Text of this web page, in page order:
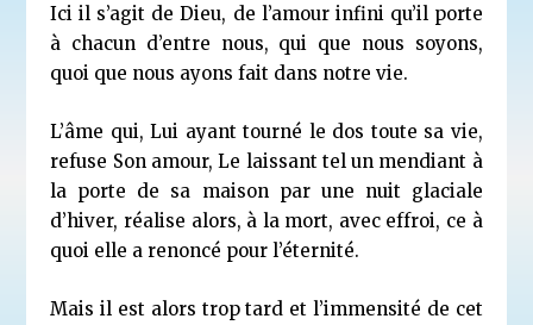
Ici il s’agit de Dieu, de l’amour infini qu’il porte
à chacun d’entre nous, qui que nous soyons,
quoi que nous ayons fait dans notre vie.
L’âme qui, Lui ayant tourné le dos toute sa vie,
refuse Son amour, Le laissant tel un mendiant à
la porte de sa maison par une nuit glaciale
d’hiver, réalise alors, à la mort, avec effroi, ce à
quoi elle a renoncé pour l’éternité.
Mais il est alors trop tard et l’immensité de cet